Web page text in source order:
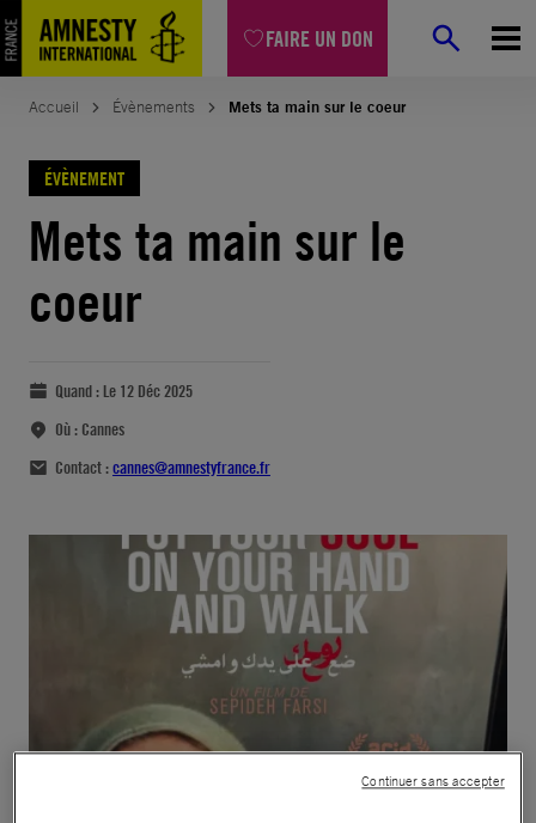
FAIRE UN DON
Accueil Évènements Mets ta main sur le coeur
ÉVÈNEMENT
Mets ta main sur le
coeur
Quand : Le 12 Déc 2025
Où : Cannes
Contact :cannes@amnestyfrance.fr
Continuer sans accepter